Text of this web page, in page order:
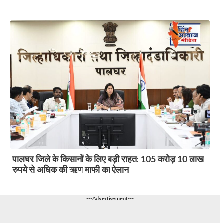
पालघर जिले के किसानों के लिए बड़ी राहत: 105 करोड़ 10 लाख
रुपये से अधिक की ऋण माफी का ऐलान
---Advertisement---